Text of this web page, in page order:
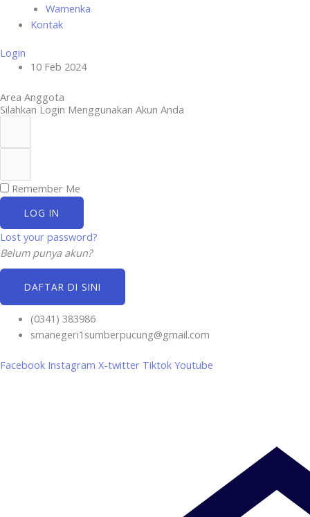
Wamenka
Kontak
Login
10 Feb 2024
Area Anggota
Silahkan Login Menggunakan Akun Anda
Remember Me
LOG IN
Lost your password?
Belum punya akun?
DAFTAR DI SINI
(0341) 383986
smanegeri1sumberpucung@gmail.com
Facebook Instagram X-twitter Tiktok Youtube